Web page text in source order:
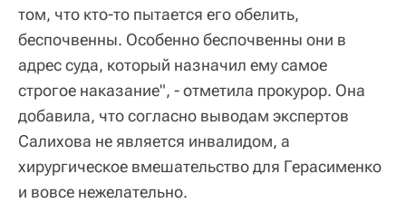
том, что кто-то пытается его обелить,
беспочвенны. Особенно беспочвенны они в
адрес суда, который назначил ему самое
строгое наказание", - отметила прокурор. Она
добавила, что согласно выводам экспертов
Салихова не является инвалидом, а
хирургическое вмешательство для Герасименко
и вовсе нежелательно.